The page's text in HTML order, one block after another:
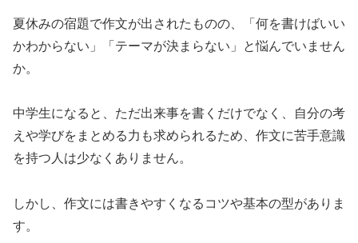
夏休みの宿題で作文が出されたものの、「何を書けばいい
かわからない」「テーマが決まらない」と悩んでいません
か。
中学生になると、ただ出来事を書くだけでなく、自分の考
えや学びをまとめる力も求められるため、作文に苦手意識
を持つ人は少なくありません。
しかし、作文には書きやすくなるコツや基本の型がありま
す。